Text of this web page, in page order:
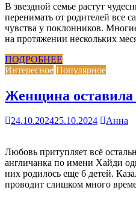
В звездной семье растут
перенимать от родителей все
чувства у поклонников.
на протяжении нескольких
ПОДРОБНЕЕ
Интересное Популярное
Женщина оставила
24.10.202425.10.2024 Анна
Любовь притупляет всё
англичанка по имени Хайди
них родилось еще 6 детей.
проводит слишком много